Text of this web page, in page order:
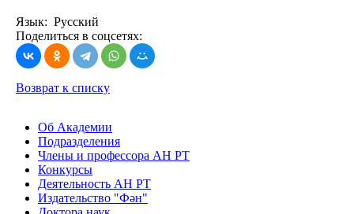
Язык: Русский
Поделиться в соцсетях:
Возврат к списку
Об Академии
Подразделения
Члены и профессора АН РТ
Конкурсы
Деятельность АН РТ
Издательство "Фән"